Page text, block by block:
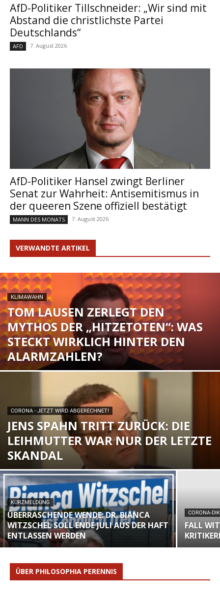
AfD-Politiker Tillschneider: „Wir sind mit
Abstand die christlichste Partei
Deutschlands“
AFD 7. August 2026
AfD-Politiker Hansel zwingt Berliner
Senat zur Wahrheit: Antisemitismus in
der queeren Szene offiziell bestätigt
MANN DES MONATS 7. August 2026
VERWANDTE ARTIKEL
KLIMAWAHN
TOM LAUSEN ZERLEGT DEN
MYTHOS DER „HITZETOTEN“: WAS
STECKT WIRKLICH HINTER DEN
ALARMZAHLEN?
CORONA - JETZT WIRD ABGERECHNET!
JENS SPAHN TRITT ZURÜCK: DIE
LEIHMUTTER WAR NUR DER LETZTE
SKANDAL
KURZMELDUNG
ÜBERRASCHENDE WENDE: DR. BIANCA
WITZSCHEL SOLL ENDE JULI AUS DER HAFT
ENTLASSEN WERDEN
CORONA-
FALL
ÜBER PHILOSOPHIA PERENNIS